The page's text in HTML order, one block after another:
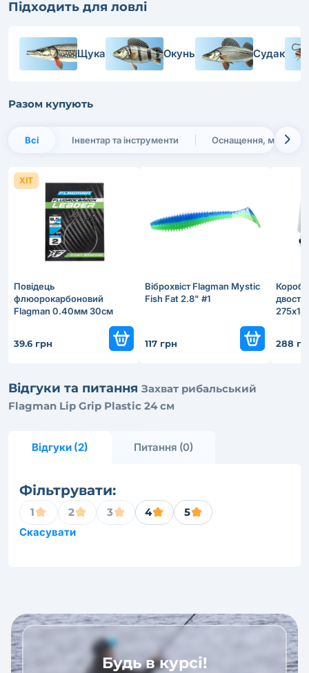
Підходить для ловлі
Щука Окунь Судак
Разом купують
Всі Інвентар та інструменти Оснащення, монтаж
ХІТ
Повідець
флюорокарбоновий
Flagman 0.40мм 30см
39.6 грн
Віброхвіст Flagman Mystic
Fish Fat 2.8" #1
117 грн 288
Відгуки та питання Захват рибальський
Flagman Lip Grip Plastic 24 см
Відгуки (2) Питання (0)
Фільтрувати:
1 2 3 4
5
Скасувати
Будь в курсі!